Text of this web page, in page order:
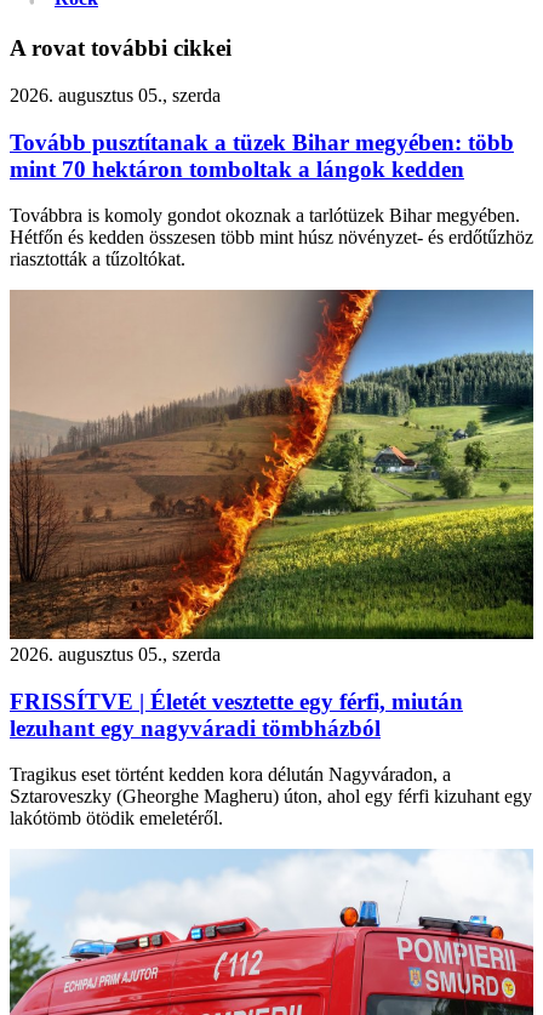
A rovat további cikkei
2026. augusztus 05., szerda
Tovább pusztítanak a tüzek Bihar megyében: több
mint 70 hektáron tomboltak a lángok kedden
Továbbra is komoly gondot okoznak a tarlótüzek Bihar megyében.
Hétfőn és kedden összesen több mint húsz növényzet- és erdőtűzhöz
riasztották a tűzoltókat.
2026. augusztus 05., szerda
FRISSÍTVE | Életét vesztette egy férfi, miután
lezuhant egy nagyváradi tömbházból
Tragikus eset történt kedden kora délután Nagyváradon, a
Sztaroveszky (Gheorghe Magheru) úton, ahol egy férfi kizuhant egy
lakótömb ötödik emeletéről.